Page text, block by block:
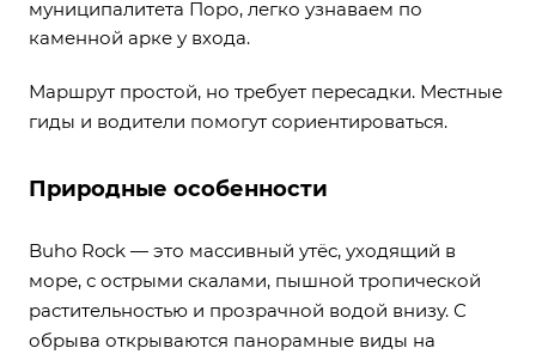
муниципалитета Поро, легко узнаваем по
каменной арке у входа.
Маршрут простой, но требует пересадки. Местные
гиды и водители помогут сориентироваться.
Природные особенности
Buho Rock — это массивный утёс, уходящий в
море, с острыми скалами, пышной тропической
растительностью и прозрачной водой внизу. С
обрыва открываются панорамные виды на